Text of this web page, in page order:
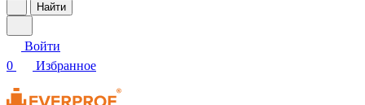
Найти
Войти
0
Избранное